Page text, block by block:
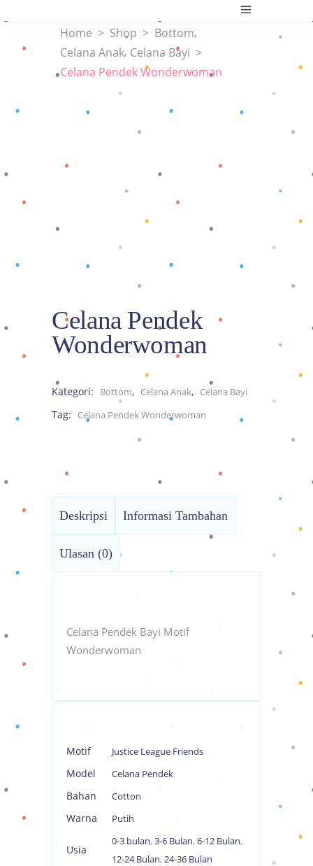
Home > Shop > Bottom,
Celana Anak, Celana Bayi >
Celana Pendek Wonderwoman
Celana Pendek
Wonderwoman
Kategori: Bottom, Celana Anak, Celana Bayi
Tag: Celana Pendek Wonderwoman
Deskripsi Informasi Tambahan
Ulasan (0)
Celana Pendek Bayi Motif
Wonderwoman
Motif Justice League Friends
Model Celana Pendek
Bahan Cotton
Warna Putih
Usia
0-3 bulan, 3-6 Bulan, 6-12 Bulan,
12-24 Bulan, 24-36 Bulan